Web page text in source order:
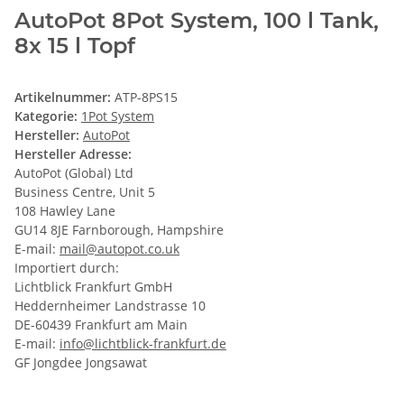
AutoPot 8Pot System, 100 l Tank,
8x 15 l Topf
Artikelnummer: ATP-8PS15
Kategorie: 1Pot System
Hersteller: AutoPot
Hersteller Adresse:
AutoPot (Global) Ltd
Business Centre, Unit 5
108 Hawley Lane
GU14 8JE Farnborough, Hampshire
E-mail: mail@autopot.co.uk
Importiert durch:
Lichtblick Frankfurt GmbH
Heddernheimer Landstrasse 10
DE-60439 Frankfurt am Main
E-mail: info@lichtblick-frankfurt.de
GF Jongdee Jongsawat